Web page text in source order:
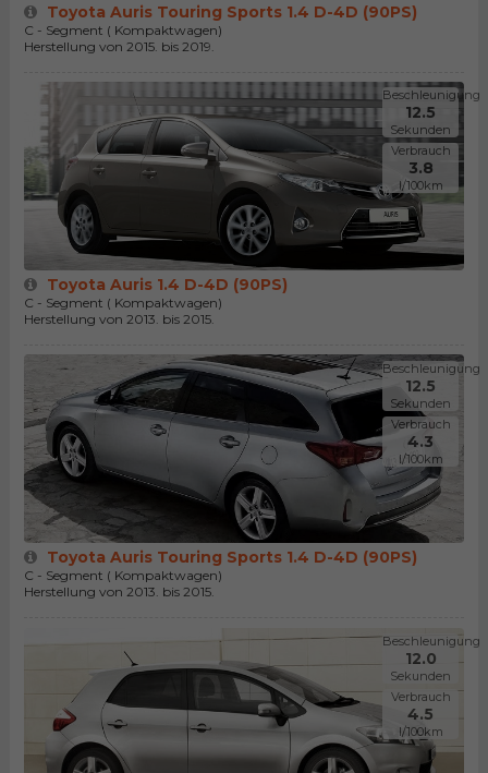
Toyota Auris Touring Sports 1.4 D-4D (90PS)
C - Segment ( Kompaktwagen)
Herstellung von 2015. bis 2019.
Beschleunigung
12.5
Sekunden
Verbrauch
3.8
l/100km
Toyota Auris 1.4 D-4D (90PS)
C - Segment ( Kompaktwagen)
Herstellung von 2013. bis 2015.
Beschleunigung
12.5
Sekunden
Verbrauch
4.3
l/100km
Toyota Auris Touring Sports 1.4 D-4D (90PS)
C - Segment ( Kompaktwagen)
Herstellung von 2013. bis 2015.
Beschleunigung
12.0
Sekunden
Verbrauch
4.5
l/100km